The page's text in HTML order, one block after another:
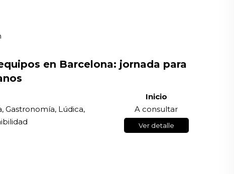
en Barcelona: jornada para
Gastronomía, Lúdica,
Inicio
A consultar
Ver detalle